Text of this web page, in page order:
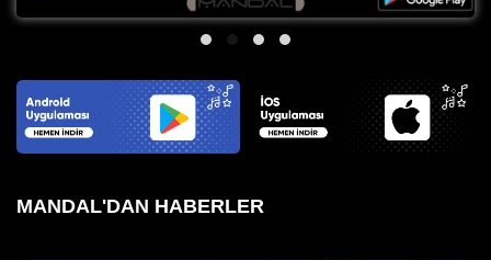
MANDAL'DAN HABERLER